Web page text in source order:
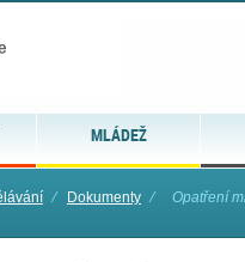
MLÁDEŽ
⁄ Dokumenty ⁄ Opatření